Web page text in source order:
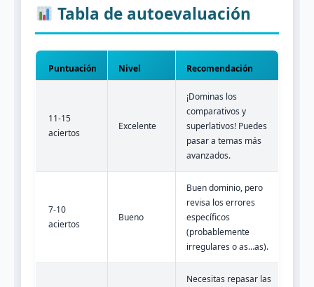
Tabla de autoevaluación
Puntuación Nivel Recomendación
11-15
aciertos
Excelente
¡Dominas los
comparativos y
superlativos! Puedes
pasar a temas más
avanzados.
7-10
aciertos
Bueno
Buen dominio, pero
revisa los errores
específicos
(probablemente
irregulares o as…as).
Necesitas repasar las